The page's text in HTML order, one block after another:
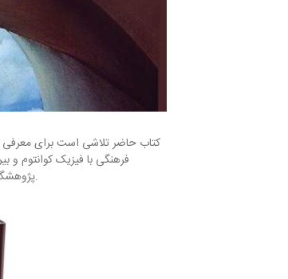
کتاب حاضر تلاشی است برای
فرهنگی با فیزیک کوانتوم
پژوهشگران حوزه علوم اجتماعی انسان شناسی و مطالعات فرهنگی جالب توجه خواهد بود.